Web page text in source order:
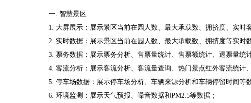
一. 智慧景区
1. 大屏展示：展示景区当前在园人数、最大承载数、拥挤度、实时
2. 实时数据：展示景区当前在园人数、最大承载数、拥挤度等实时
3. 票务数据：展示票务分析、售票量统计、售票额统计、退票量
4. 客流分析：展示客流分析、客流量查询、热门景点红外客流统计
5. 停车场数据：展示停车场分析、车辆来源分析和车辆停留时间等
6. 环境监测：展示天气预报、噪音数据和PM2.5等数据；